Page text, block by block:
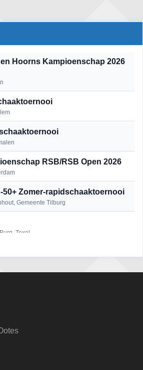
Hoorns Kampioenschap 2026
RSB/RSB Open 2026
50+ Zomer-rapidschaaktoernooi
Gemeente Tilburg
Texel
Spakenburg
2026